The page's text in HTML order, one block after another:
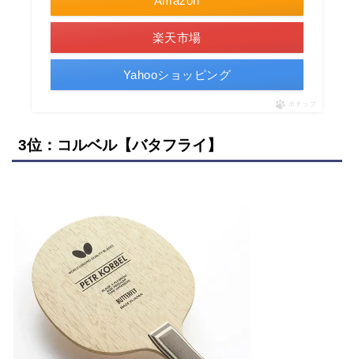
楽天市場
Yahooショッピング
ポチップ
3位：コルベル【バタフライ】